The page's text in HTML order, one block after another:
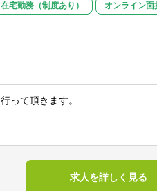
宅勤務（制度あり） オンライン面
、税理士の方
って頂きます。
求人を詳しく見る